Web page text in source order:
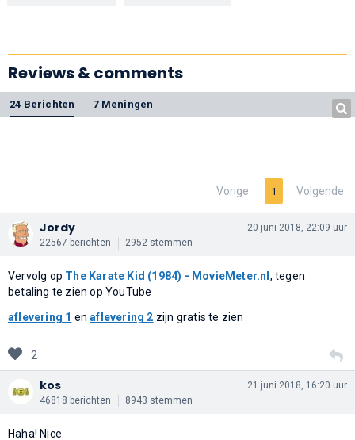
Reviews & comments
24 Berichten 7 Meningen
Vorige 1 Volgende
Jordy
22567 berichten 2952 stemmen
20 juni 2018, 22:09 uur
Vervolg op The Karate Kid (1984) - MovieMeter.nl , tegen
betaling te zien op YouTube
aflevering 1 enaflevering 2 zijn gratis te zien
2
kos
46818 berichten 8943 stemmen
21 juni 2018, 16:20 uur
Haha! Nice.